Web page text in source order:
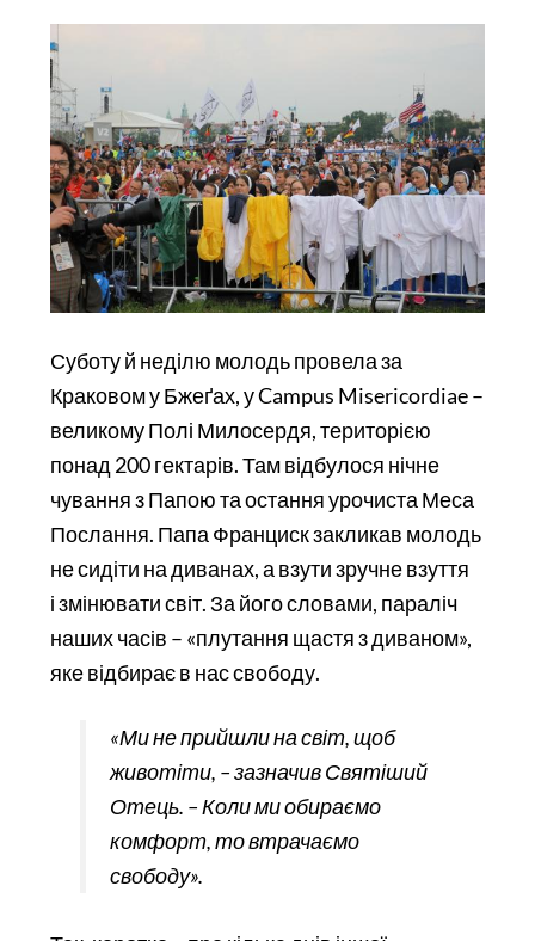
Суботу й неділю молодь провела за
Краковом у Бжеґах, у Campus Misericordiae –
великому Полі Милосердя, територією
понад 200 гектарів. Там відбулося нічне
чування з Папою та остання урочиста Меса
Послання. Папа Франциск закликав молодь
не сидіти на диванах, а взути зручне взуття
і змінювати світ. За його словами, параліч
наших часів – «плутання щастя з диваном»,
яке відбирає в нас свободу.
«Ми не прийшли на світ, щоб
животіти, – зазначив Святіший
Отець. – Коли ми обираємо
комфорт, то втрачаємо
свободу».